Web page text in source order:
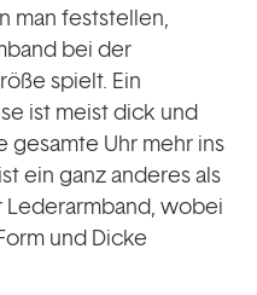
man feststellen,
bei der
spielt. Ein
ist meist dick und
Uhr mehr ins
ein ganz anderes als
wobei
und Dicke